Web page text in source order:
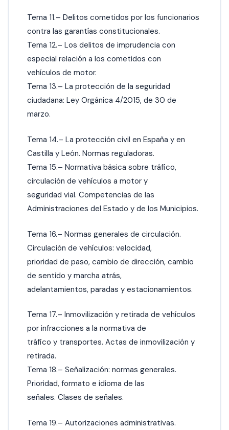
Tema 11.– Delitos cometidos por los funcionarios
contra las garantías constitucionales.
Tema 12.– Los delitos de imprudencia con
especial relación a los cometidos con
vehículos de motor.
Tema 13.– La protección de la seguridad
ciudadana: Ley Orgánica 4/2015, de 30 de
marzo.
Tema 14.– La protección civil en España y en
Castilla y León. Normas reguladoras.
Tema 15.– Normativa básica sobre tráfico,
circulación de vehículos a motor y
seguridad vial. Competencias de las
Administraciones del Estado y de los Municipios.
Tema 16.– Normas generales de circulación.
Circulación de vehículos: velocidad,
prioridad de paso, cambio de dirección, cambio
de sentido y marcha atrás,
adelantamientos, paradas y estacionamientos.
Tema 17.– Inmovilización y retirada de vehículos
por infracciones a la normativa de
tráfico y transportes. Actas de inmovilización y
retirada.
Tema 18.– Señalización: normas generales.
Prioridad, formato e idioma de las
señales. Clases de señales.
Tema 19.– Autorizaciones administrativas.